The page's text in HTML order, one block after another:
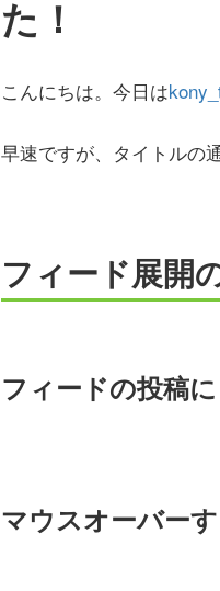
た！
こんにちは。今日は
早速ですが、タイトルの
フィード展開
フィードの投稿に
マウスオーバー